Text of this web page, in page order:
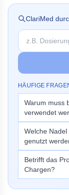
ClariMed
HÄUFIGE
Warum muss
verwendet
Welche
genutzt
Betrifft das
Chargen?